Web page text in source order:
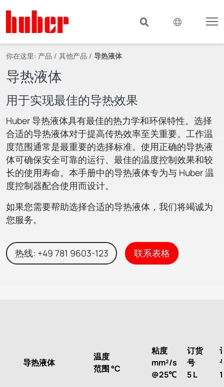
你在这里: 产品 其他产品 导热液体
导热液体
用于实现最佳的导热效果
Huber 导热液体具有最佳的热力学和环保特性。选择
合适的导热液体对于提高传热效率至关重要。工作温
度范围通常是最重要的选择标准。使用正确的导热液
体可确保安全可靠的运行、最佳的温度控制效果和较
长的使用寿命。本手册中的导热液体专为与 Huber 温
度控制器配合使用而设计。
如果您需要帮助选择合适的导热液体，我们将竭诚为
您服务。
热线: +49 781 9603-123 联系表格
导热液体
温度
范围 °C
粘度
mm²/s
@25℃
订货
号
5 L